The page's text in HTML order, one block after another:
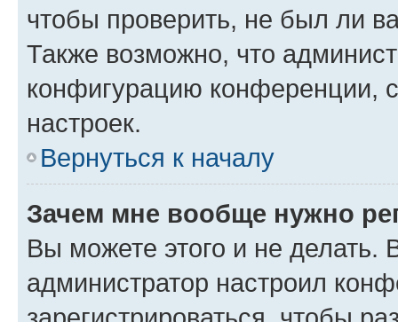
чтобы проверить, не был ли
Также возможно, что
конфигурацию конференции,
настроек.
Вернуться к началу
Зачем мне вообще нужно
Вы можете этого и не делать.
администратор настроил